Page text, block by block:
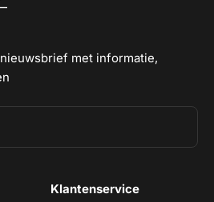
met informatie,
Klantenservice